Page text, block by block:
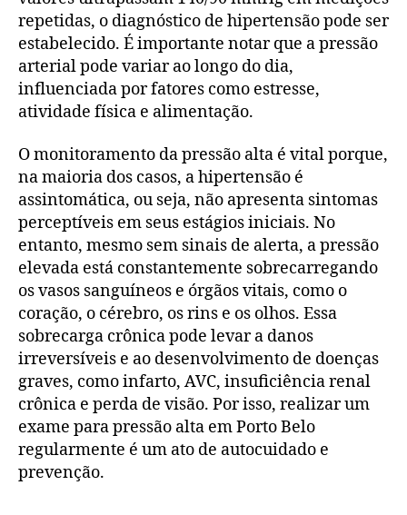
repetidas, o diagnóstico de hipertensão pode ser
estabelecido. É importante notar que a pressão
arterial pode variar ao longo do dia,
influenciada por fatores como estresse,
atividade física e alimentação.
O monitoramento da pressão alta é vital porque,
na maioria dos casos, a hipertensão é
assintomática, ou seja, não apresenta sintomas
perceptíveis em seus estágios iniciais. No
entanto, mesmo sem sinais de alerta, a pressão
elevada está constantemente sobrecarregando
os vasos sanguíneos e órgãos vitais, como o
coração, o cérebro, os rins e os olhos. Essa
sobrecarga crônica pode levar a danos
irreversíveis e ao desenvolvimento de doenças
graves, como infarto, AVC, insuficiência renal
crônica e perda de visão. Por isso, realizar um
exame para pressão alta em Porto Belo
regularmente é um ato de autocuidado e
prevenção.